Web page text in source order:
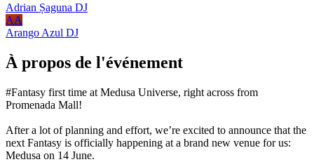
Adrian Șaguna DJ
AA
Arango Azul DJ
À propos de l'événement
#Fantasy first time at Medusa Universe, right across from
Promenada Mall!
After a lot of planning and effort, we’re excited to announce that the
next Fantasy is officially happening at a brand new venue for us:
Medusa on 14 June.